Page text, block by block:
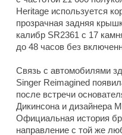
Heritage используется
прозрачная задняя
калибр SR2361 с 17
до 48 часов без
Связь с автомобилями
Singer Reimagined
после встречи
Дикинсона и дизайнера
Официальная история
направление с той же